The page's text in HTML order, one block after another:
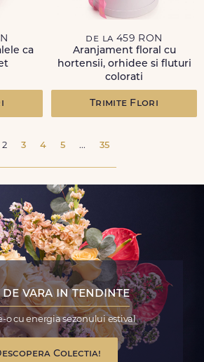
ca
de la 459 RON
Aranjament floral cu
hortensii, orhidee si fluturi
colorati
Trimite Flori
2 3 4 5 ... 35
vara in tendinte
o cu energia sezonului estival
Colectia!